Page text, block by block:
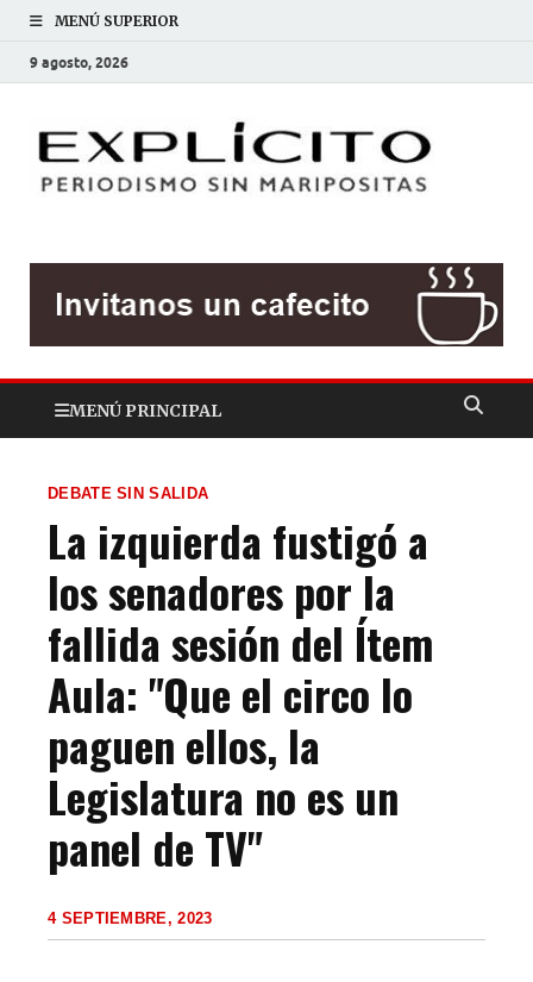
MENÚ SUPERIOR
9 agosto, 2026
MENÚ PRINCIPAL
DEBATE SIN SALIDA
La izquierda fustigó a
los senadores por la
fallida sesión del Ítem
Aula: "Que el circo lo
paguen ellos, la
Legislatura no es un
panel de TV"
4 SEPTIEMBRE, 2023